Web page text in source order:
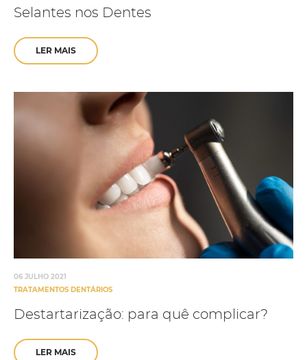
Selantes nos Dentes
LER MAIS
06 JULHO 2021
TRATAMENTOS DENTÁRIOS
Destartarização: para quê complicar?
LER MAIS